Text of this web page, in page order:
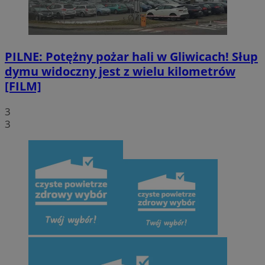
PILNE: Potężny pożar hali w Gliwicach! Słup
dymu widoczny jest z wielu kilometrów
[FILM]
3
3
Nazwa
Provider/
Domena
SessID
mojegliwice.pl
QeSessID mojegliwice.pl 1 rok
msToken .tiktok.com 1 tydzień 3 dni
Google Privacy Policy